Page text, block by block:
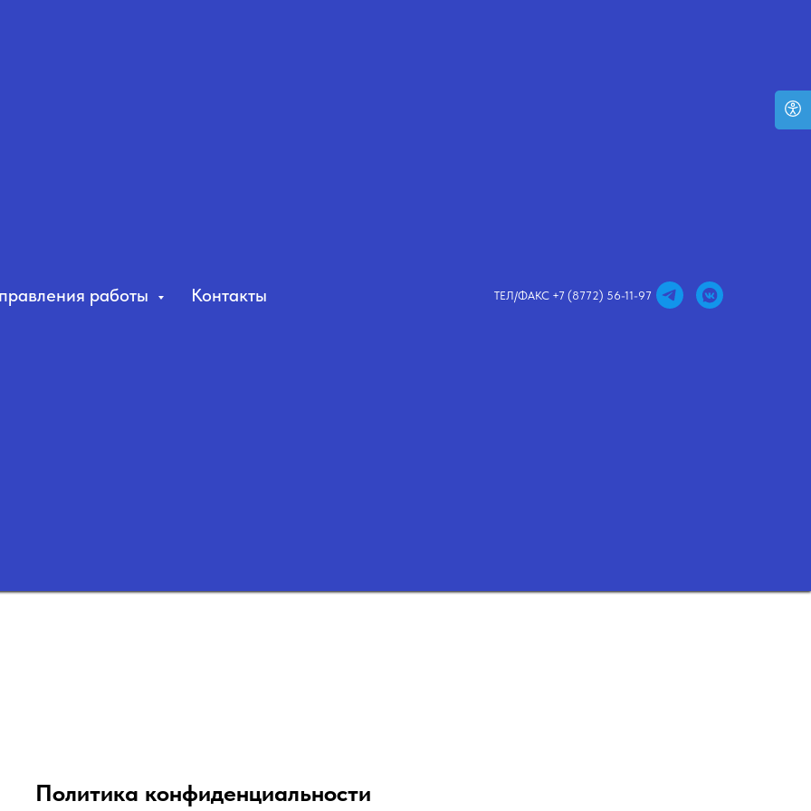
работы Контакты ТЕЛ/ФАКС +7 (8772) 56-11-97
Политика конфиденциальности